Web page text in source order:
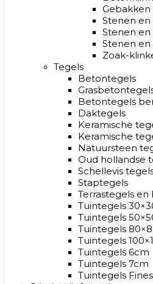
Gebakken
Stenen en
Stenen en
Stenen
Zoak-
Tegels
Betontegels
Betontegels
Daktegels
Keramische
Keramische
Natuursteen
Oud hollandse
Schellevis
Staptegels
Terrastegels
Tuintegels
Tuintegels
Tuintegels
Tuintegels
Tuintegels 6cm
Tuintegels 7cm
Tuintegels